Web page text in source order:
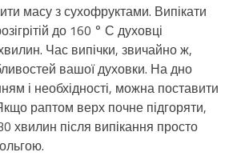
масу з сухофруктами. Випікати
до 160 ° С духовці
Час випічки, звичайно ж,
вашої духовки. На дно
і необхідності, можна поставити
раптом верх почне підгоряти,
хвилин після випікання просто